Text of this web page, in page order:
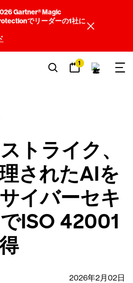
Gartner® Magic
でリーダーの1社に
1
トライク、
されたAIを
イバーセキ
ISO 42001
2026年2月02日